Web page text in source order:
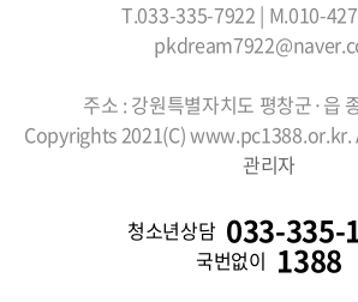
T.033-335-7922 | M.010-
주소 : 강원특별자치도 평창군·읍
Copyrights 2021(C)
관리자
청소년상담 033-335-
국번없이 1388